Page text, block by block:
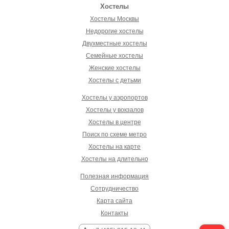
Хостелы
Хостелы Москвы
Недорогие хостелы
Двухместные хостелы
Семейные хостелы
Женские хостелы
Хостелы с детьми
Хостелы у аэропортов
Хостелы у вокзалов
Хостелы в центре
Поиск по схеме метро
Хостелы на карте
Хостелы на длительно
Полезная информация
Сотрудничество
Карта сайта
Контакты